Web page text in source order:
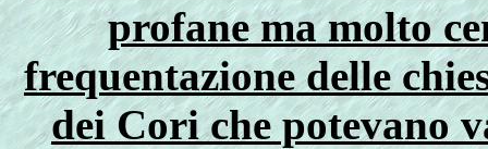
profane ma molto
frequentazione delle
dei Cori che potevano